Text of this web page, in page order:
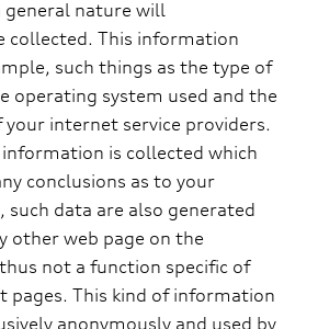
nature will
collected. This information
such things as the type of
operating system used and the
internet service providers.
information is collected which
conclusions as to your
such data are also generated
other web page on the
not a function specific of
pages. This kind of information
anonymously and used by